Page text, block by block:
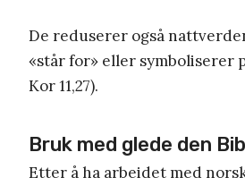
De reduserer også
«står for» eller symboliserer
Kor 11,27).
Bruk med glede den
Etter å ha arbeidet med